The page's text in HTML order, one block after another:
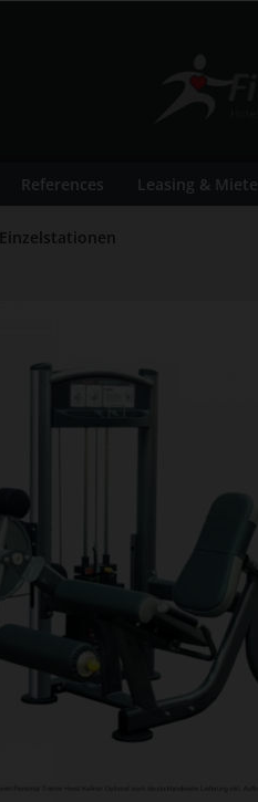
References Leasing & Miete
Einzelstationen